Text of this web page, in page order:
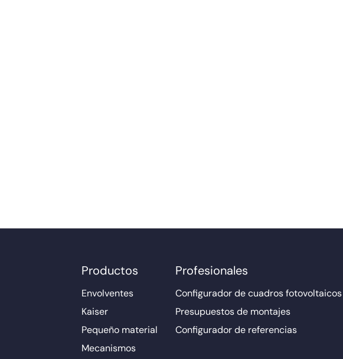
Productos
Envolventes
Kaiser
Pequeño material
Mecanismos
Profesionales
Configurador de cuadros fotovoltaicos
Presupuestos de montajes
Configurador de referencias